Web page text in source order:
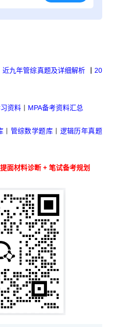
近九年管综真题及详细解析
20
资料 MPA备考资料汇总
丨 管综数学题库 丨 逻辑历年真题
面材料诊断 + 笔试备考规划